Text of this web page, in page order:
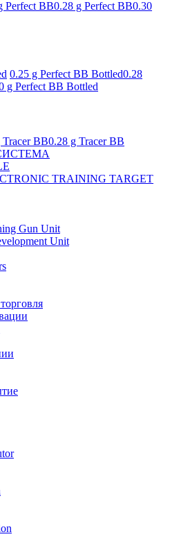
Perfect BB0.28 g Perfect BB0.30
0.25 g Perfect BB Bottled0.28
g Perfect BB Bottled
Tracer BB0.28 g Tracer BB
TRAINING TARGET
Gun Unit
Unit